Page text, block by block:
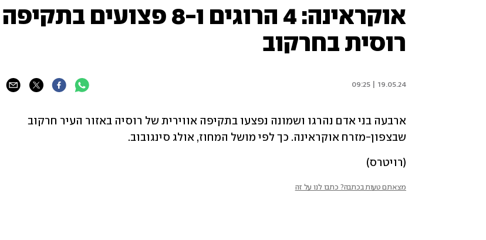
אוקראינה: 4 הרוגים ו-8 פצועים בתקיפה
רוסית בחרקוב
19.05.24 | 09:25
שבצפון-מזרח אוקראינה. כך לפי מושל המחוז, אולג סינגובוב.
(רויטרס)
מצאתם טעות בכתבה? כתבו לנו על זה